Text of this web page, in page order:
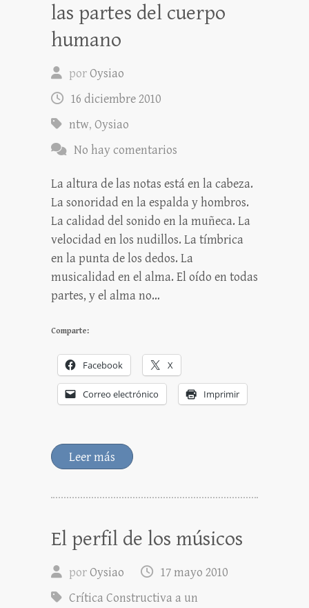
las partes del cuerpo
humano
porOysiao
16 diciembre 2010
ntw, Oysiao
No hay comentarios
La altura de las notas está en la cabeza.
La sonoridad en la espalda y hombros.
La calidad del sonido en la muñeca. La
velocidad en los nudillos. La tímbrica
en la punta de los dedos. La
musicalidad en el alma. El oído en todas
partes, y el alma no…
Comparte:
Facebook X
Correo electrónico Imprimir
Leer más
El perfil de los músicos
porOysiao
17 mayo 2010
Crítica Constructiva a un